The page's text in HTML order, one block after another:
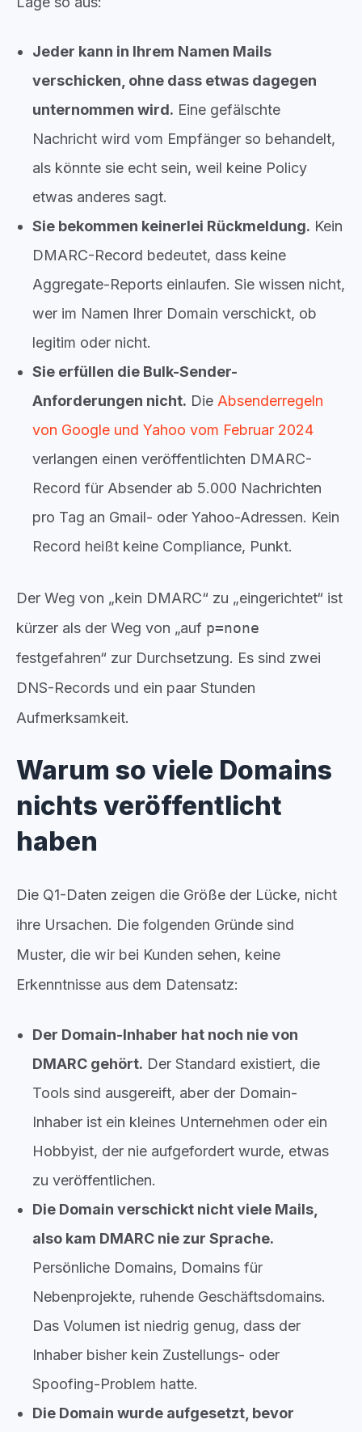
Jeder kann in Ihrem Namen Mails
verschicken, ohne dass etwas dagegen
unternommen wird. Eine gefälschte
Nachricht wird vom Empfänger so behandelt,
als könnte sie echt sein, weil keine Policy
etwas anderes sagt.
Sie bekommen keinerlei Rückmeldung. Kein
DMARC-Record bedeutet, dass keine
Aggregate-Reports einlaufen. Sie wissen nicht,
wer im Namen Ihrer Domain verschickt, ob
legitim oder nicht.
Sie erfüllen die Bulk-Sender-
Anforderungen nicht. Die Absenderregeln
von Google und Yahoo vom Februar 2024
verlangen einen veröffentlichten DMARC-
Record für Absender ab 5.000 Nachrichten
pro Tag an Gmail- oder Yahoo-Adressen. Kein
Record heißt keine Compliance, Punkt.
Der Weg von „kein DMARC“ zu „eingerichtet“ ist
kürzer als der Weg von „auf p=none
festgefahren“ zur Durchsetzung. Es sind zwei
DNS-Records und ein paar Stunden
Aufmerksamkeit.
Warum so viele Domains
nichts veröffentlicht
haben
Die Q1-Daten zeigen die Größe der Lücke, nicht
ihre Ursachen. Die folgenden Gründe sind
Muster, die wir bei Kunden sehen, keine
Erkenntnisse aus dem Datensatz:
Der Domain-Inhaber hat noch nie von
DMARC gehört. Der Standard existiert, die
Tools sind ausgereift, aber der Domain-
Inhaber ist ein kleines Unternehmen oder ein
Hobbyist, der nie aufgefordert wurde, etwas
zu veröffentlichen.
Die Domain verschickt nicht viele Mails,
also kam DMARC nie zur Sprache.
Persönliche Domains, Domains für
Nebenprojekte, ruhende Geschäftsdomains.
Das Volumen ist niedrig genug, dass der
Inhaber bisher kein Zustellungs- oder
Spoofing-Problem hatte.
Die Domain wurde aufgesetzt, bevor